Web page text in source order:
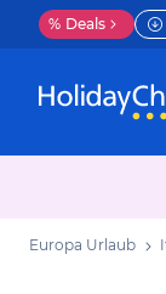
% Deals
Europa Urlaub